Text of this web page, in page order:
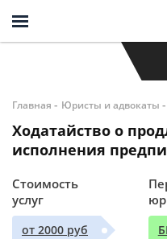
Главная - Юристы и адвокаты -
Ходатайство о
исполнения
Стоимость
услуг
от 2000 руб